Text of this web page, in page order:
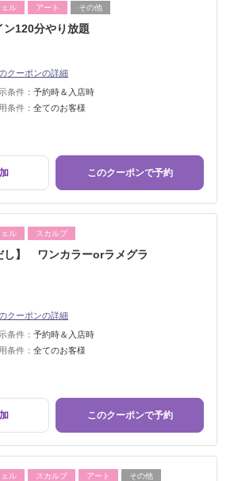
ェル アート その他
ン120分やり放題
クーポンの詳細
条件： 予約時＆入店時
条件： 全てのお客様
このクーポンで予約
ェル スカルプ
し】 ワンカラーorラメグラ
クーポンの詳細
条件： 予約時＆入店時
条件： 全てのお客様
このクーポンで予約
ェル スカルプ アート その他